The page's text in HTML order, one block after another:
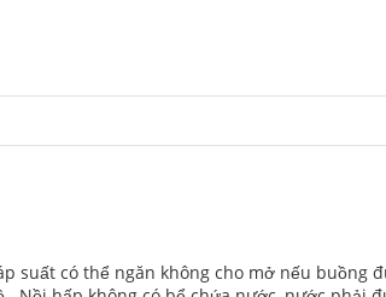
suất có thể ngăn không cho mở nếu buồng